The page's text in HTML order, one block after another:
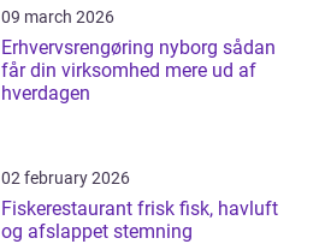
09 march 2026
Erhvervsrengøring nyborg sådan
får din virksomhed mere ud af
hverdagen
02 february 2026
Fiskerestaurant frisk fisk, havluft
og afslappet stemning